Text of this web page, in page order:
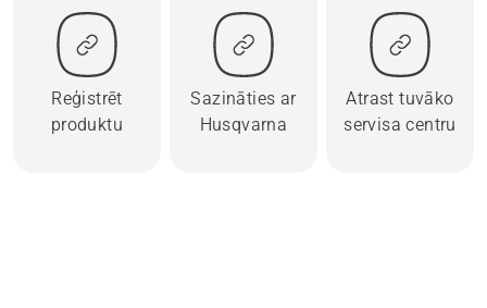
Reģistrēt
produktu
Sazināties ar
Husqvarna
Atrast tuvāko
servisa centru